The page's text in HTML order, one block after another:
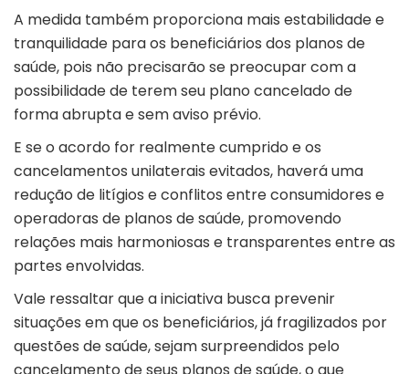
A medida também proporciona mais estabilidade e
tranquilidade para os beneficiários dos planos de
saúde, pois não precisarão se preocupar com a
possibilidade de terem seu plano cancelado de
forma abrupta e sem aviso prévio.
E se o acordo for realmente cumprido e os
cancelamentos unilaterais evitados, haverá uma
redução de litígios e conflitos entre consumidores e
operadoras de planos de saúde, promovendo
relações mais harmoniosas e transparentes entre as
partes envolvidas.
Vale ressaltar que a iniciativa busca prevenir
situações em que os beneficiários, já fragilizados por
questões de saúde, sejam surpreendidos pelo